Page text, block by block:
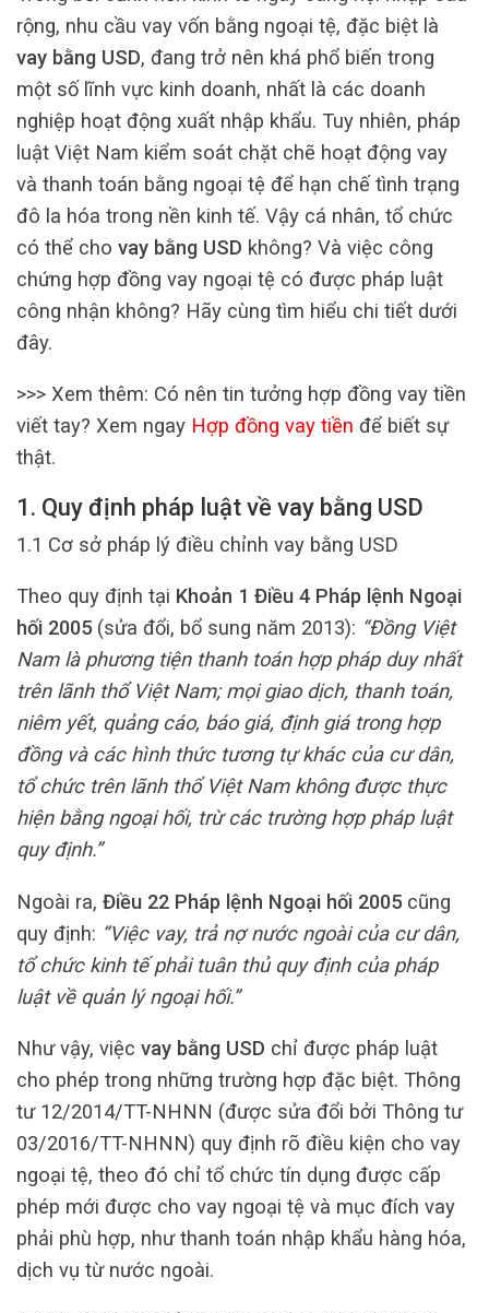
rộng, nhu cầu vay vốn bằng ngoại tệ, đặc biệt là
vay bằng USD, đang trở nên khá phổ biến trong
một số lĩnh vực kinh doanh, nhất là các doanh
nghiệp hoạt động xuất nhập khẩu. Tuy nhiên, pháp
luật Việt Nam kiểm soát chặt chẽ hoạt động vay
và thanh toán bằng ngoại tệ để hạn chế tình trạng
đô la hóa trong nền kinh tế. Vậy cá nhân, tổ chức
có thể cho vay bằng USD không? Và việc công
chứng hợp đồng vay ngoại tệ có được pháp luật
công nhận không? Hãy cùng tìm hiểu chi tiết dưới
đây.
>>> Xem thêm: Có nên tin tưởng hợp đồng vay tiền
viết tay? Xem ngay Hợp đồng vay tiền để biết sự
thật.
1. Quy định pháp luật về vay bằng USD
1.1 Cơ sở pháp lý điều chỉnh vay bằng USD
Theo quy định tại Khoản 1 Điều 4 Pháp lệnh Ngoại
hối 2005(sửa đổi, bổ sung năm 2013): “Đồng Việt
Nam là phương tiện thanh toán hợp pháp duy nhất
trên lãnh thổ Việt Nam; mọi giao dịch, thanh toán,
niêm yết, quảng cáo, báo giá, định giá trong hợp
đồng và các hình thức tương tự khác của cư dân,
tổ chức trên lãnh thổ Việt Nam không được thực
hiện bằng ngoại hối, trừ các trường hợp pháp luật
quy định.”
Ngoài ra, Điều 22 Pháp lệnh Ngoại hối 2005cũng
quy định: “Việc vay, trả nợ nước ngoài của cư dân,
tổ chức kinh tế phải tuân thủ quy định của pháp
luật về quản lý ngoại hối.”
Như vậy, việc vay bằng USD chỉ được pháp luật
cho phép trong những trường hợp đặc biệt. Thông
tư 12/2014/TT-NHNN (được sửa đổi bởi Thông tư
03/2016/TT-NHNN) quy định rõ điều kiện cho vay
ngoại tệ, theo đó chỉ tổ chức tín dụng được cấp
phép mới được cho vay ngoại tệ và mục đích vay
phải phù hợp, như thanh toán nhập khẩu hàng hóa,
dịch vụ từ nước ngoài.